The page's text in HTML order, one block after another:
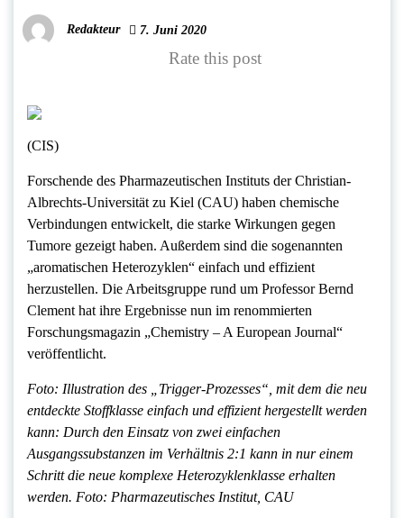
Redakteur 7. Juni 2020
Rate this post
(CIS)
Forschende des Pharmazeutischen Instituts der Christian-
Albrechts-Universität zu Kiel (CAU) haben chemische
Verbindungen entwickelt, die starke Wirkungen gegen
Tumore gezeigt haben. Außerdem sind die sogenannten
„aromatischen Heterozyklen“ einfach und effizient
herzustellen. Die Arbeitsgruppe rund um Professor Bernd
Clement hat ihre Ergebnisse nun im renommierten
Forschungsmagazin „Chemistry – A European Journal“
veröffentlicht.
Foto: Illustration des „Trigger-Prozesses“, mit dem die neu
entdeckte Stoffklasse einfach und effizient hergestellt werden
kann: Durch den Einsatz von zwei einfachen
Ausgangssubstanzen im Verhältnis 2:1 kann in nur einem
Schritt die neue komplexe Heterozyklenklasse erhalten
werden. Foto: Pharmazeutisches Institut, CAU